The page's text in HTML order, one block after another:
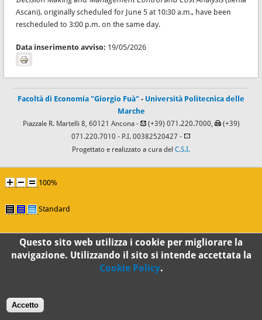
Ascani), originally scheduled for June 5 at 10:30 a.m., have been
rescheduled to 3:00 p.m. on the same day.
Data inserimento avviso: 19/05/2026
Facoltà di Economia "Giorgio Fuà" - Università Politecnica delle
Marche
Piazzale R. Martelli 8, 60121 Ancona - (+39) 071.220.7000,
(+39)
071.220.7010 - P.I. 00382520427 -
Progettato e realizzato a cura del C.S.I.
100%
Standard
Questo sito web utilizza i cookie per migliorare la
navigazione. Utilizzando il sito si intende accettata la
Cookie Policy.
Accetto